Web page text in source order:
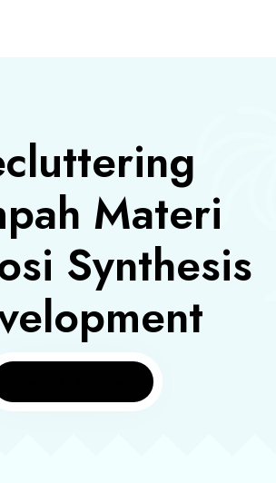
Materi
Synthesis